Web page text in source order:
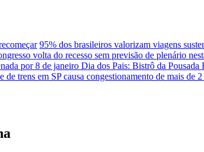
95% dos brasileiros valorizam viagens
volta do recesso sem previsão de plenário
por 8 de janeiro Dia dos Pais: Bistrô da Pousada
de trens em SP causa congestionamento de mais de